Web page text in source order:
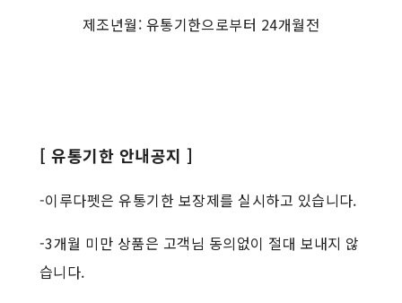
제조년월: 유통기한으로부터 24개월전
[ 유통기한 안내공지 ]
-이루다펫은 유통기한 보장제를 실시하고 있습니다.
-3개월 미만 상품은 고객님 동의없이 절대 보내지 않
습니다.